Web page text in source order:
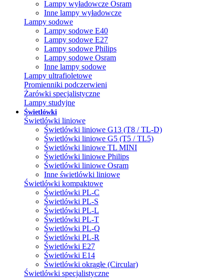
Lampy wyładowcze Osram
Inne lampy wyładowcze
Lampy sodowe
Lampy sodowe E40
Lampy sodowe E27
Lampy sodowe Philips
Lampy sodowe Osram
Inne lampy sodowe
Lampy ultrafioletowe
Promienniki podczerwieni
Żarówki specjalistyczne
Lampy studyjne
Świetlówki
Świetlówki liniowe
Świetlówki liniowe G13 (T8 / TL-D)
Świetlówki liniowe G5 (T5 / TL5)
Świetlówki liniowe TL MINI
Świetlówki liniowe Philips
Świetlówki liniowe Osram
Inne świetlówki liniowe
Świetlówki kompaktowe
Świetlówki PL-C
Świetlówki PL-S
Świetlówki PL-L
Świetlówki PL-T
Świetlówki PL-Q
Świetlówki PL-R
Świetlówki E27
Świetlówki E14
Świetlówki okrągłe (Circular)
Świetlówki specjalistyczne